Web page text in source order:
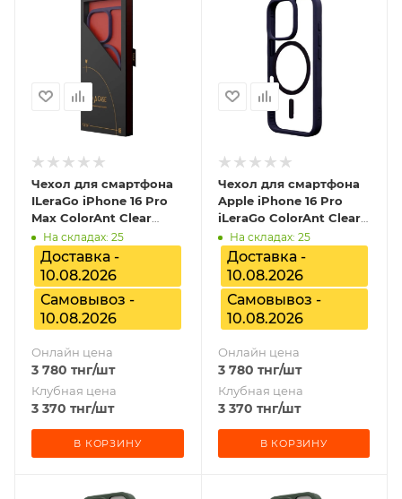
Чехол для смартфона
ILeraGo iPhone 16 Pro
Max ColorAnt Clear
Case - Lila,
ILGCACLCALI16PRMX
На складах: 25
Доставка -
10.08.2026
Самовывоз -
10.08.2026
Онлайн цена
3 780 тнг/шт
Клубная цена
3 370 тнг/шт
В КОРЗИНУ
Чехол для смартфона
Apple iPhone 16 Pro
iLeraGo ColorAnt Clear
Case - Lila,
ILGCACLCALI16PR
На складах: 25
Доставка -
10.08.2026
Самовывоз -
10.08.2026
Онлайн цена
3 780 тнг/шт
Клубная цена
3 370 тнг/шт
В КОРЗИНУ